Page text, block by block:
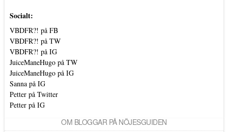
Socialt:
VBDFR?! på FB
VBDFR?! på TW
VBDFR?! på IG
JuiceManeHugo på TW
JuiceManeHugo på IG
Sanna på IG
Petter på Twitter
Petter på IG
OM BLOGGAR PÅ NÖJESGUIDEN